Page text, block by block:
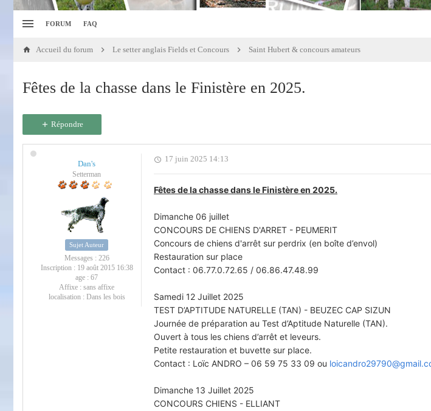
FORUM FAQ
Accueil du forum Le setter anglais Fields et Concours Saint Hubert & concours amateurs
Fêtes de la chasse dans le Finistère en 2025.
Répondre
Dan's
Setterman
Sujet Auteur
Messages : 226
Inscription : 19 août 2015 16:38
age : 67
Affixe : sans affixe
localisation : Dans les bois
17 juin 2025 14:13
Fêtes de la chasse dans le Finistère en 2025.
Dimanche 06 juillet
CONCOURS DE CHIENS D'ARRET - PEUMERIT
Concours de chiens d'arrêt sur perdrix (en boîte d’envol)
Restauration sur place
Contact : 06.77.0.72.65 / 06.86.47.48.99
Samedi 12 Juillet 2025
TEST D’APTITUDE NATURELLE (TAN) - BEUZEC CAP SIZUN
Journée de préparation au Test d’Aptitude Naturelle (TAN).
Ouvert à tous les chiens d’arrêt et leveurs.
Petite restauration et buvette sur place.
Contact : Loïc ANDRO – 06 59 75 33 09 ou
Dimanche 13 Juillet 2025
CONCOURS CHIENS - ELLIANT